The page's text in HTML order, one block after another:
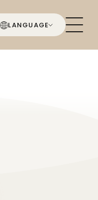
LANGUAGE